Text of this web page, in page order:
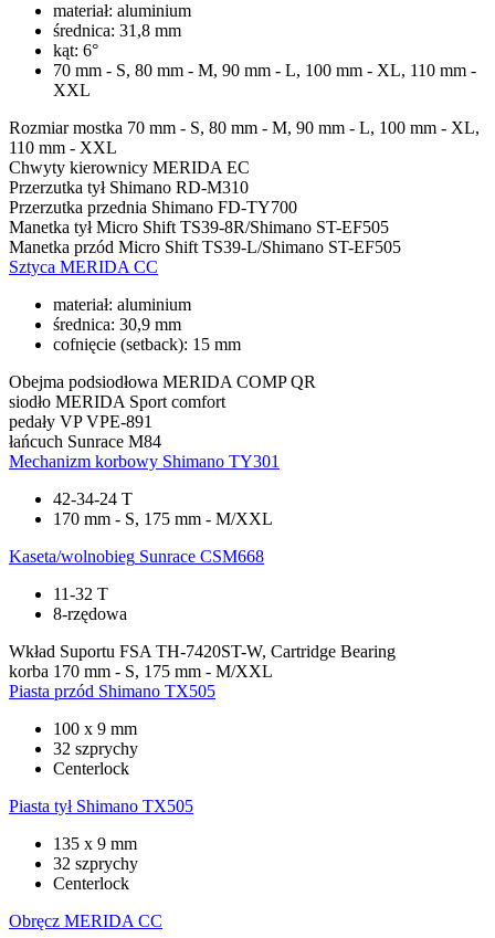
materiał: aluminium
średnica: 31,8 mm
kąt: 6°
70 mm - S, 80 mm - M, 90 mm - L, 100 mm - XL, 110 mm -
XXL
Rozmiar mostka 70 mm - S, 80 mm - M, 90 mm - L, 100 mm - XL,
110 mm - XXL
Chwyty kierownicy MERIDA EC
Przerzutka tył Shimano RD-M310
Przerzutka przednia Shimano FD-TY700
Manetka tył Micro Shift TS39-8R/Shimano ST-EF505
Manetka przód Micro Shift TS39-L/Shimano ST-EF505
Sztyca MERIDA CC
materiał: aluminium
średnica: 30,9 mm
cofnięcie (setback): 15 mm
Obejma podsiodłowa MERIDA COMP QR
siodło MERIDA Sport comfort
pedały VP VPE-891
łańcuch Sunrace M84
Mechanizm korbowy Shimano TY301
42-34-24 T
170 mm - S, 175 mm - M/XXL
Kaseta/wolnobieg Sunrace CSM668
11-32 T
8-rzędowa
Wkład Suportu FSA TH-7420ST-W, Cartridge Bearing
korba 170 mm - S, 175 mm - M/XXL
Piasta przód Shimano TX505
100 x 9 mm
32 szprychy
Centerlock
Piasta tył Shimano TX505
135 x 9 mm
32 szprychy
Centerlock
Obręcz MERIDA CC